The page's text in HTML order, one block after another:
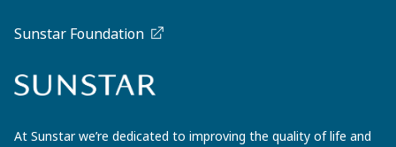
Sunstar Foundation
At Sunstar we’re dedicated to improving the quality of life and